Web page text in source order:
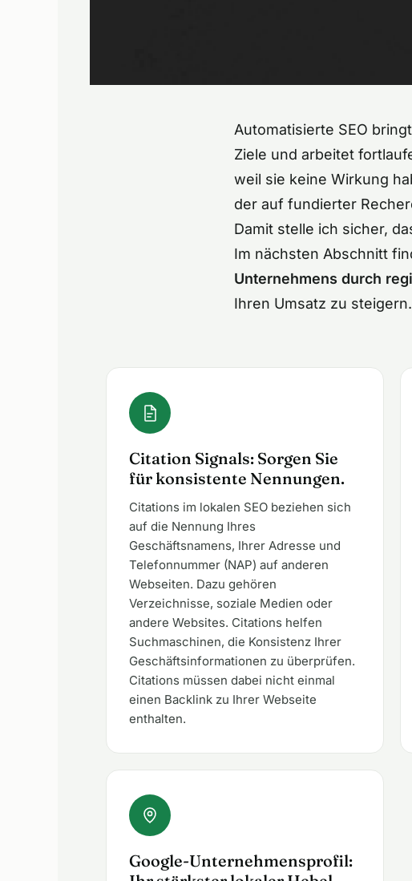
Automatisierte SEO
Ziele und arbeitet
weil sie keine Wirkung
der auf fundierter
Damit stelle ich sicher,
Im nächsten Abschnitt
Unternehmens durch
Ihren Umsatz zu steigern.
Citation Signals: Sorgen Sie
für konsistente Nennungen.
Citations im lokalen SEO beziehen sich
auf die Nennung Ihres
Geschäftsnamens, Ihrer Adresse und
Telefonnummer (NAP) auf anderen
Webseiten. Dazu gehören
Verzeichnisse, soziale Medien oder
andere Websites. Citations helfen
Suchmaschinen, die Konsistenz Ihrer
Geschäftsinformationen zu überprüfen.
Citations müssen dabei nicht einmal
einen Backlink zu Ihrer Webseite
enthalten.
Google-Unternehmensprofil: